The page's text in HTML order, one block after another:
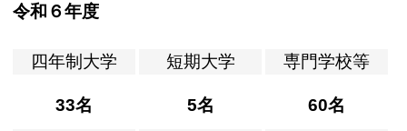
令和６年度
四年制大学
33名
短期大学
5名
専門学校等
60名